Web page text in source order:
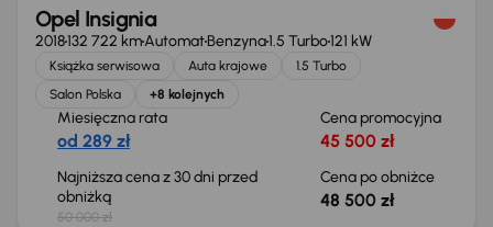
Opel Insignia
2018132 722 kmAutomatBenzyna1.5 Turbo121 kW
Książka serwisowa Auta krajowe
1.5 Turbo
Salon Polska
+8 kolejnych
Miesięczna rata
od 289 zł
Cena promocyjna
45 500 zł
Najniższa cena z 30 dni przed
obniżką
50 000 zł
Cena po obniżce
48 500 zł